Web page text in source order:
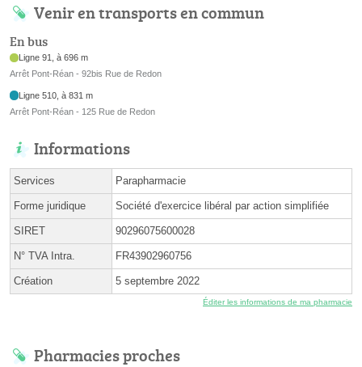
Venir en transports en commun
En bus
Ligne 91, à 696 m
Arrêt Pont-Réan - 92bis Rue de Redon
Ligne 510, à 831 m
Arrêt Pont-Réan - 125 Rue de Redon
Informations
Services Parapharmacie
Forme juridique Société d'exercice libéral par action simplifiée
SIRET 90296075600028
N° TVA Intra. FR43902960756
Création 5 septembre 2022
Éditer les informations de ma pharmacie
Pharmacies proches